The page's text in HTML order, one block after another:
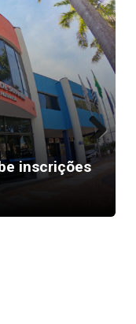
inscriçõesNext